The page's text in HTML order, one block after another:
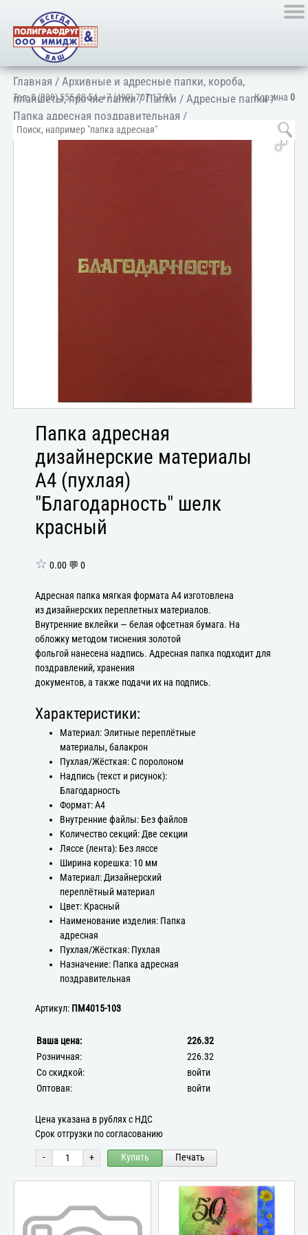
Корзина 0
Тел:8 (800) 555-80-54,+7 (499) 707-17-91
Главная /Архивные и адресные папки, короба,
планшеты, прочие папки/Папки /Адресные папки/
Папка адресная поздравительная /
Папка адресная
дизайнерские материалы
А4 (пухлая)
"Благодарность" шелк
красный
☆ 0.00 💬 0
Адресная папка мягкая формата А4 изготовлена
из дизайнерских переплетных материалов.
Внутренние вклейки — белая офсетная бумага. На
обложку методом тиснения золотой
фольгой нанесена надпись. Адресная папка подходит для
поздравлений, хранения
документов, а также подачи их на подпись.
Характеристики:
Материал: Элитные переплётные
материалы, балакрон
Пухлая/Жёсткая: С поролоном
Надпись (текст и рисунок):
Благодарность
Формат: А4
Внутренние файлы: Без файлов
Количество секций: Две секции
Ляссе (лента): Без ляссе
Ширина корешка: 10 мм
Материал: Дизайнерский
переплётный материал
Цвет: Красный
Наименование изделия: Папка
адресная
Пухлая/Жёсткая: Пухлая
Назначение: Папка адресная
поздравительная
Артикул: ПМ4015-103
Ваша цена:
226.32
Розничная:
226.32
Со скидкой:
войти
Оптовая:
войти
Цена указана в рублях с НДС
Срок отгрузки по согласованию
- + Купить Печать